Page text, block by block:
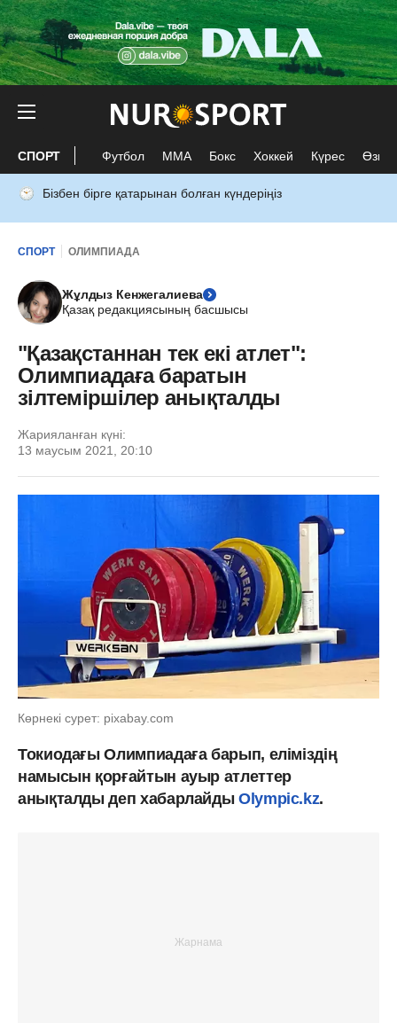
СПОРТ Футбол ММА Бокс Хоккей Күрес Өзге
Бізбен бірге қатарынан болған күндеріңіз
СПОРТ ОЛИМПИАДА
Жұлдыз Кенжегалиева
Қазақ редакциясының басшысы
"Қазақстаннан тек екі атлет":
Олимпиадаға баратын
зілтеміршілер анықталды
Жарияланған күні:
13 маусым 2021, 20:10
Көрнекі сурет: pixabay.com
Токиодағы Олимпиадаға барып, еліміздің
намысын қорғайтын ауыр атлеттер
анықталды деп хабарлайды Olympic.kz.